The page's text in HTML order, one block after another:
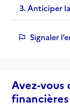
3. Anticiper
Signaler
Avez-vous
financières